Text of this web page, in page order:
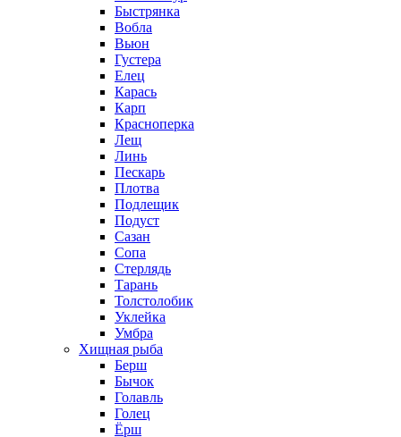
Быстрянка
Вобла
Вьюн
Густера
Елец
Карась
Карп
Красноперка
Лещ
Линь
Пескарь
Плотва
Подлещик
Подуст
Сазан
Сопа
Стерлядь
Тарань
Толстолобик
Уклейка
Умбра
Хищная рыба
Берш
Бычок
Голавль
Голец
Ёрш